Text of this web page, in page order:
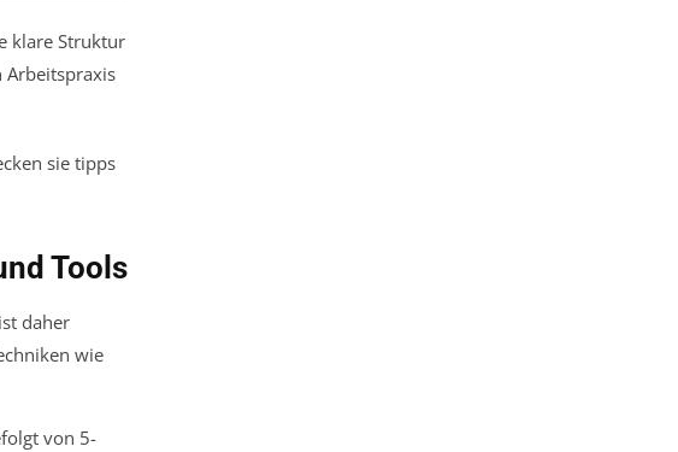
klare Struktur
Arbeitspraxis
Tools
daher
wie
von 5-